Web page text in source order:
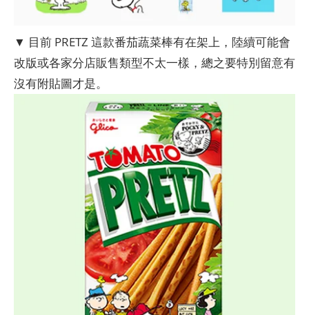
▼ 目前 PRETZ 這款番茄蔬菜棒有在架上，陸續可能會
改版或各家分店販售類型不太一樣，總之要特別留意有
沒有附貼圖才是。